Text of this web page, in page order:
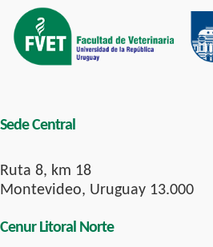
Sede Central
Ruta 8, km 18
Montevideo, Uruguay 13.000
Cenur Litoral Norte